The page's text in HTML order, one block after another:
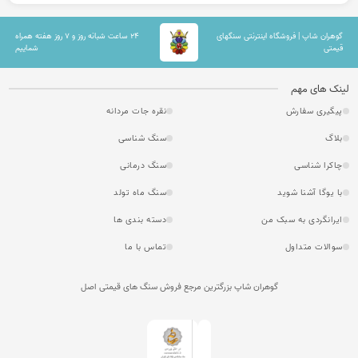
گوهران شاپ | فروشگاه اینترنتی سنگهای
قیمتی
۲۴ ساعت شبانه روز و ۷ روز هفته همراه
شماییم
لینک های مهم
پیگیری سفارش
نقره جات مردانه
بلاگ
سنگ شناسی
چاکرا شناسی
سنگ درمانی
با یوگا آشنا شوید
سنگ ماه تولد
ایرانگردی به سبک من
دسته بندی ها
سوالات متداول
تماس با ما
گوهران شاپ بزرگترین مرجع فروش سنگ های قیمتی اصل